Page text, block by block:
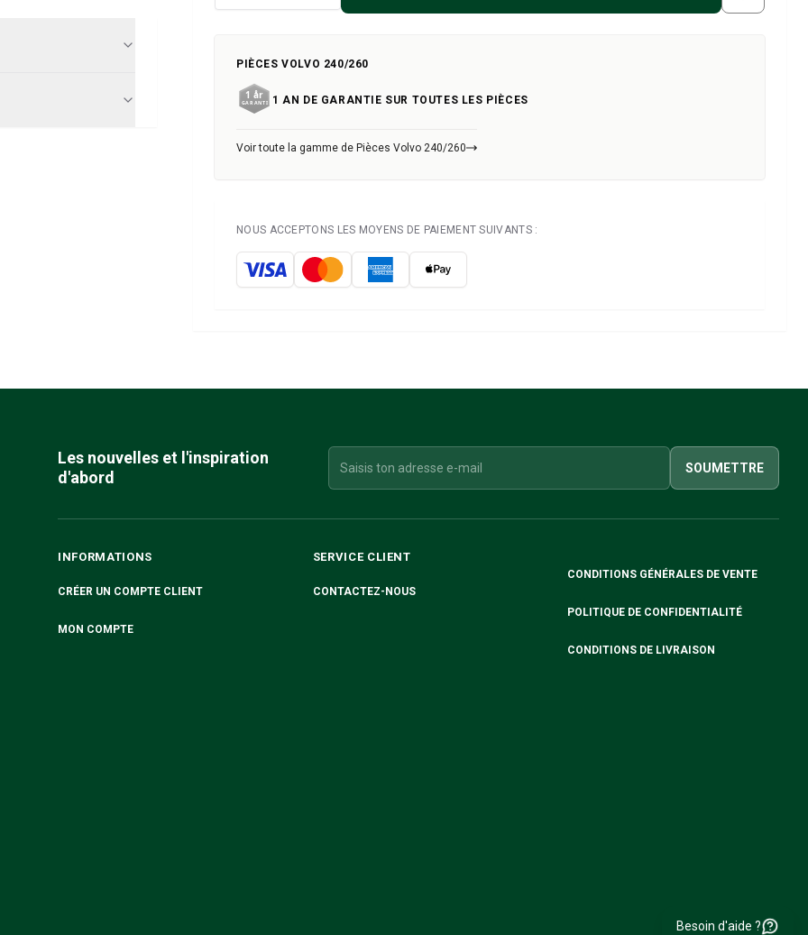
PIÈCES VOLVO 240/260
1 AN DE GARANTIE SUR TOUTES LES PIÈCES
Voir toute la gamme de Pièces Volvo 240/260
NOUS ACCEPTONS LES MOYENS DE PAIEMENT SUIVANTS :
Les nouvelles et l'inspiration
d'abord
SOUMETTRE
INFORMATIONS
CRÉER UN COMPTE CLIENT
MON COMPTE
SERVICE CLIENT
CONTACTEZ-NOUS
CONDITIONS GÉNÉRALES DE VENTE
POLITIQUE DE CONFIDENTIALITÉ
CONDITIONS DE LIVRAISON
Besoin d'aide ?